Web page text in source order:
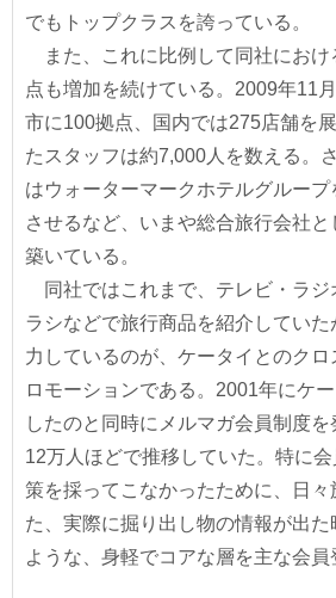
でもトップクラスを誇っている。
また、これに比例して同社におけ
点も増加を続けている。2009年11
市に100拠点、国内では275店舗を
たスタッフは約7,000人を数える。
はウォーターマークホテルグルー
させるなど、いまや総合旅行会社
築いている。
同社ではこれまで、テレビ・ラジ
ラシなどで旅行商品を紹介してい
力しているのが、ケータイとのク
ロモーションである。2001年にケ
したのと同時にメルマガ会員制度
12万人ほどで推移していた。特に
策を採ってこなかったために、日々
た、実際に掘り出し物の情報が出
ような、身軽でコアな層を主な会員